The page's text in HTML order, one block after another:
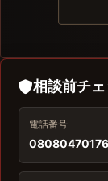
相談前チェ
電話番号